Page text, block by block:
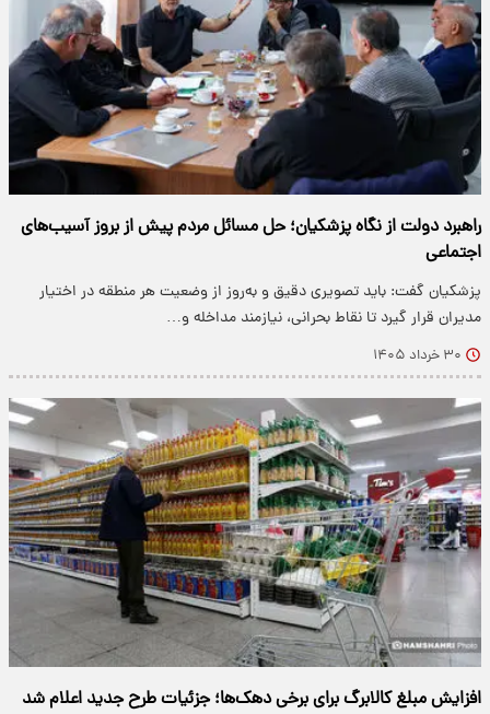
راهبرد دولت از نگاه پزشکیان؛ حل مسائل مردم پیش از بروز آسیب‌های
اجتماعی
پزشکیان گفت: باید تصویری دقیق و به‌روز از وضعیت هر منطقه در اختیار
مدیران قرار گیرد تا نقاط بحرانی، نیازمند مداخله و…
۳۰ خرداد ۱۴۰۵
افزایش مبلغ کالابرگ برای برخی دهک‌ها؛ جزئیات طرح جدید اعلام شد